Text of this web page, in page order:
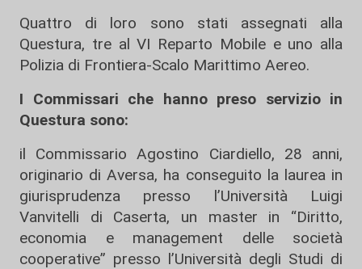
Quattro di loro sono stati assegnati alla
Questura, tre al VI Reparto Mobile e uno alla
Polizia di Frontiera-Scalo Marittimo Aereo.
I Commissari che hanno preso servizio in
Questura sono:
il Commissario Agostino Ciardiello, 28 anni,
originario di Aversa, ha conseguito la laurea in
giurisprudenza presso l’Università Luigi
Vanvitelli di Caserta, un master in “Diritto,
economia e management delle società
cooperative” presso l’Università degli Studi di